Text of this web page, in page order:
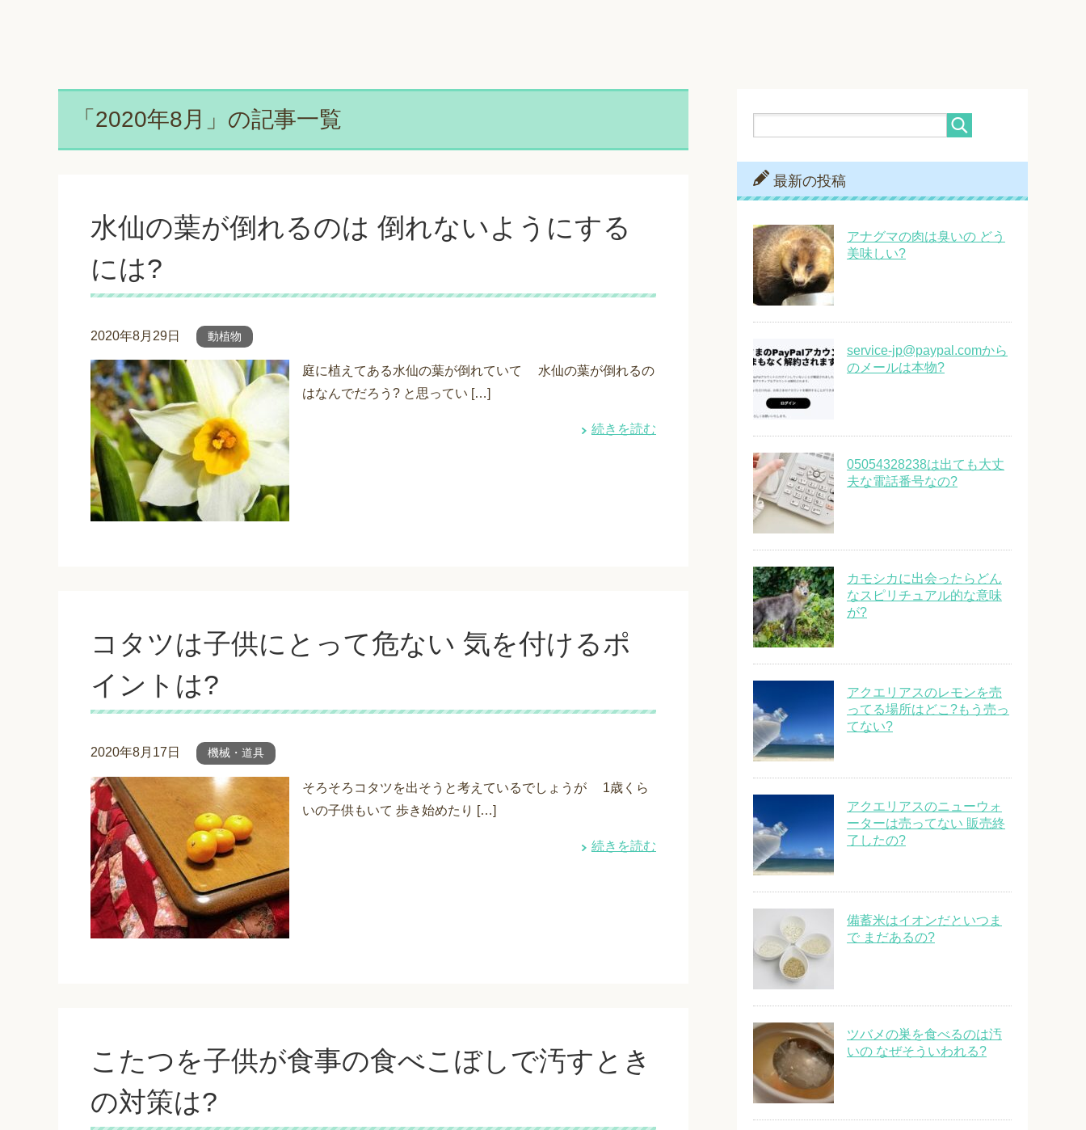
「2020年8月」の記事一覧
水仙の葉が倒れるのは 倒れないようにする
には?
2020年8月29日 動植物
庭に植えてある水仙の葉が倒れていて 水仙の葉が倒れるの
はなんでだろう? と思ってい […]
続きを読む
コタツは子供にとって危ない 気を付けるポ
イントは?
2020年8月17日 機械・道具
そろそろコタツを出そうと考えているでしょうが 1歳くら
いの子供もいて 歩き始めたり […]
続きを読む
こたつを子供が食事の食べこぼしで汚すとき
の対策は?
最新の投稿
アナグマの肉は臭いの どう
美味しい?
service-jp@paypal.comから
のメールは本物?
05054328238は出ても大丈
夫な電話番号なの?
カモシカに出会ったらどん
なスピリチュアル的な意味
が?
アクエリアスのレモンを売
ってる場所はどこ?もう売っ
てない?
アクエリアスのニューウォ
ーターは売ってない 販売終
了したの?
備蓄米はイオンだといつま
で まだあるの?
ツバメの巣を食べるのは汚
いの なぜそういわれる?